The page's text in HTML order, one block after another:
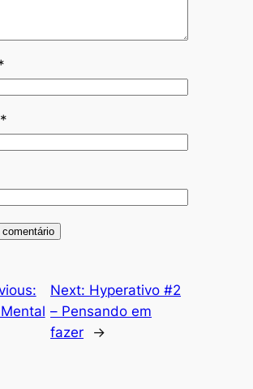
*
Next: Hyperativo #2
– Pensando em
fazer
→